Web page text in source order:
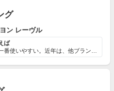
グ
ン レーヴル
ば
やっぱりシャネルが一番使いやすい。近年は、他ブランドか...